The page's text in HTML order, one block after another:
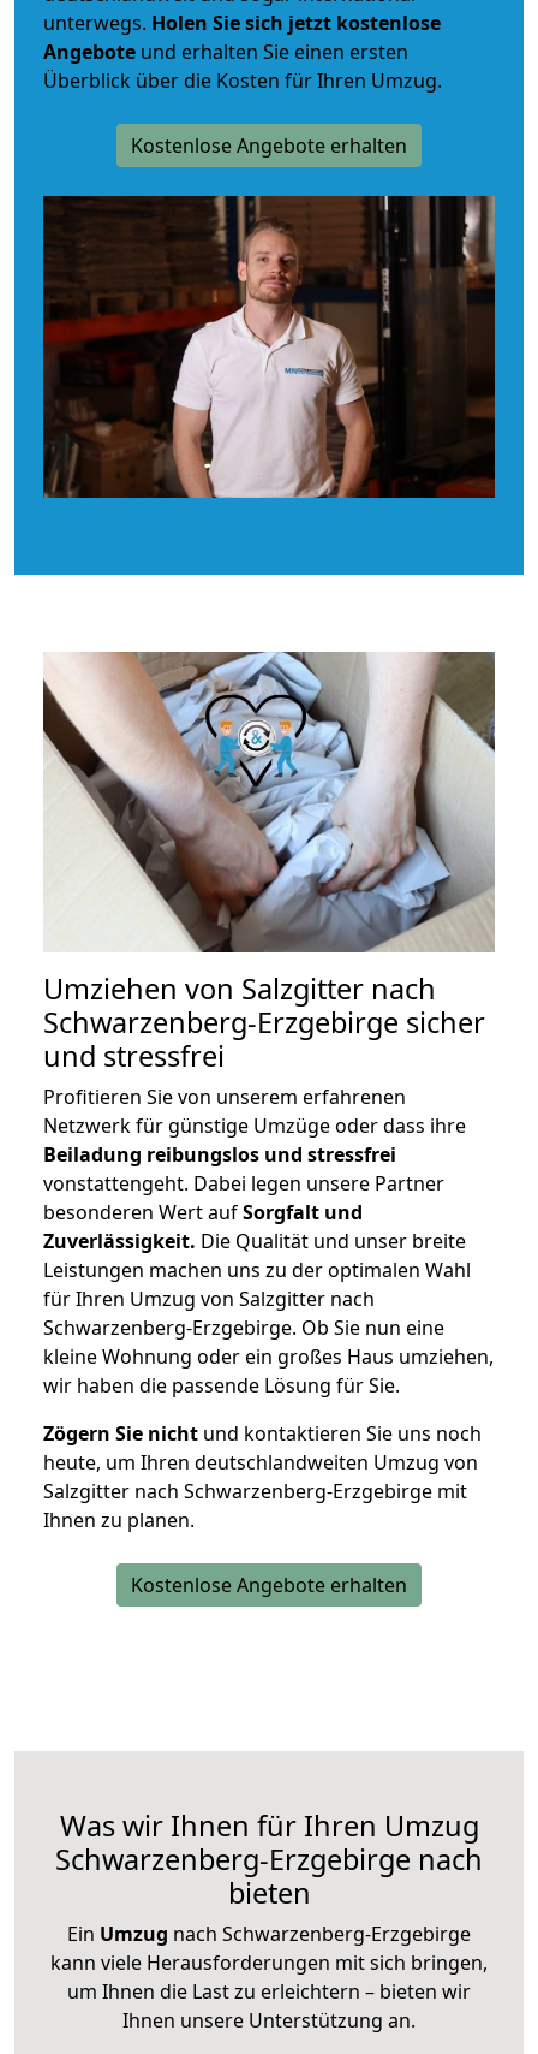
unterwegs. Holen Sie sich jetzt kostenlose
Angebote und erhalten Sie einen ersten
Überblick über die Kosten für Ihren Umzug.
Kostenlose Angebote erhalten
Umziehen von Salzgitter nach
Schwarzenberg-Erzgebirge sicher
und stressfrei
Profitieren Sie von unserem erfahrenen
Netzwerk für günstige Umzüge oder dass ihre
Beiladung reibungslos und stressfrei
vonstattengeht. Dabei legen unsere Partner
besonderen Wert aufSorgfalt und
Zuverlässigkeit. Die Qualität und unser breite
Leistungen machen uns zu der optimalen Wahl
für Ihren Umzug von Salzgitter nach
Schwarzenberg-Erzgebirge. Ob Sie nun eine
kleine Wohnung oder ein großes Haus umziehen,
wir haben die passende Lösung für Sie.
Zögern Sie nicht und kontaktieren Sie uns noch
heute, um Ihren deutschlandweiten Umzug von
Salzgitter nach Schwarzenberg-Erzgebirge mit
Ihnen zu planen.
Kostenlose Angebote erhalten
Was wir Ihnen für Ihren Umzug
Schwarzenberg-Erzgebirge nach
bieten
Ein Umzug nach Schwarzenberg-Erzgebirge
kann viele Herausforderungen mit sich bringen,
um Ihnen die Last zu erleichtern – bieten wir
Ihnen unsere Unterstützung an.